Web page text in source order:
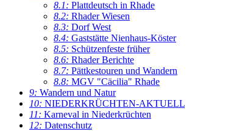
8.1: Plattdeutsch in Rhade
8.2: Rhader Wiesen
8.3: Dorf West
8.4: Gaststätte Nienhaus-Köster
8.5: Schützenfeste früher
8.6: Rhader Berichte
8.7: Pättkestouren und Wandern
8.8: MGV "Cäcilia" Rhade
9: Wandern und Natur
10: NIEDERKRÜCHTEN-AKTUELL
11: Karneval in Niederkrüchten
12: Datenschutz